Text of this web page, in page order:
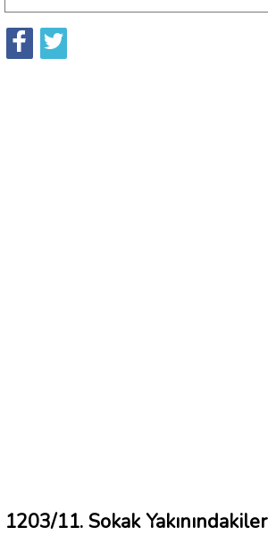
1203/11. Sokak Yakınındakiler